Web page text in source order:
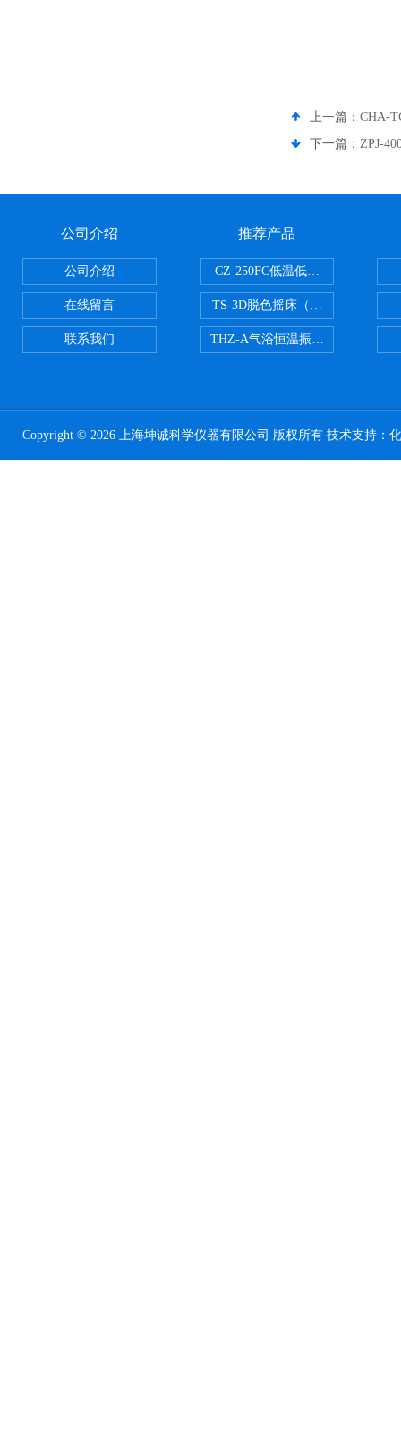
上一篇： CHA-
下一篇： ZPJ-
公司介绍
公司介绍
在线留言
联系我们
推荐产品
CZ-250FC低温低湿种子储藏柜
TS-3D脱色摇床（三维运动）
THZ-A气浴恒温振荡器
Copyright © 2026 上海坤诚科学仪器有限公司 版权所有 技术支持：